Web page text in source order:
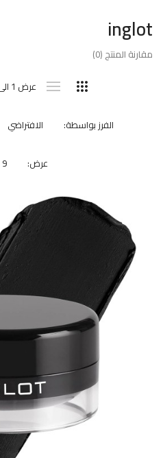
inglot
مقارنة المنتج (0)
عرض 1 الى 2 من 2 (1 صفحات)
الفرز بواسطة:
عرض: